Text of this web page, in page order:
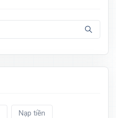
Nạp tiền